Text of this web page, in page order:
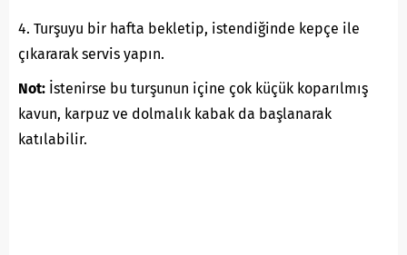
4. Turşuyu bir hafta bekletip, istendiğinde kepçe ile
çıkararak servis yapın.
Not: İstenirse bu turşunun içine çok küçük koparılmış
kavun, karpuz ve dolmalık kabak da başlanarak
katılabilir.